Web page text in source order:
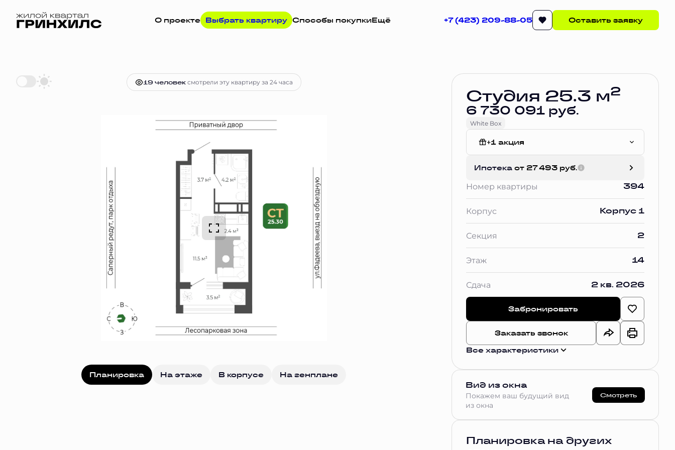
О проекте Выбрать квартиру Способы покупкиЕщё +7 (423) 209-88-05 Оставить заявку
Студия25.3 м 6 730 091 руб. Забронировать
19 человексмотрели эту квартиру за 24 часа
Планировка На этаже В корпусе На генплане
Студия 25.3 м2
6 730 091 руб.
White Box
+1 акция
Ипотека от 27 493 руб.
Номер квартиры 394
Корпус Корпус 1
Секция 2
Этаж 14
Сдача 2 кв. 2026
Забронировать
Заказать звонок
Все характеристики
Вид из окна
Покажем ваш будущий вид
из окна
Смотреть
Планировка на других